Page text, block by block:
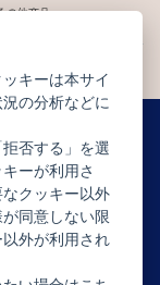
の他商品
ら
キーは本サイ
の分析などに
否する」を選
ーが利用さ
クッキー以外
同意しない限
外が利用され